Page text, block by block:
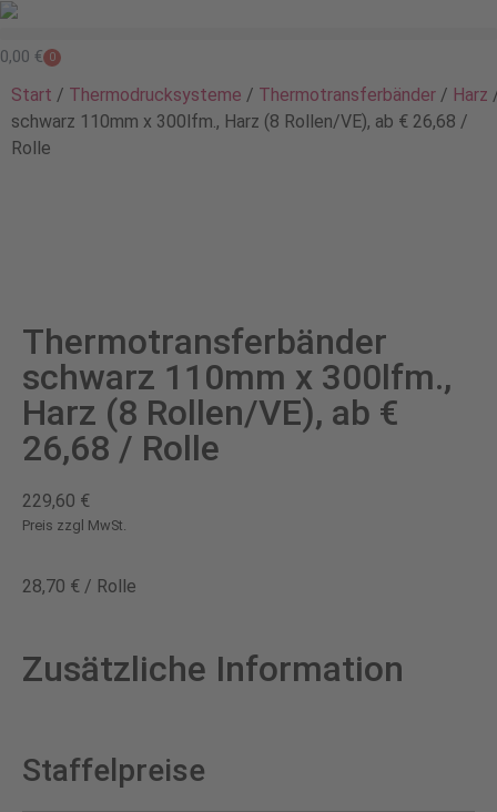
0,00 € 0
Start / Thermodrucksysteme / Thermotransferbänder / Harz
schwarz 110mm x 300lfm., Harz (8 Rollen/VE), ab € 26,68 /
Rolle
Thermotransferbänder
schwarz 110mm x 300lfm.,
Harz (8 Rollen/VE), ab €
26,68 / Rolle
229,60 €
Preis zzgl MwSt.
28,70 € / Rolle
Zusätzliche Information
Staffelpreise